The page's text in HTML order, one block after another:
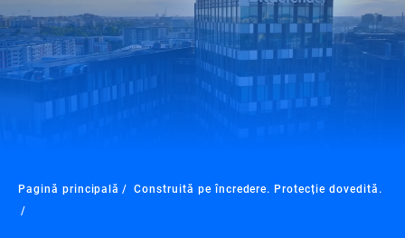
Pagină principală Construită pe încredere. Protecție dovedită.